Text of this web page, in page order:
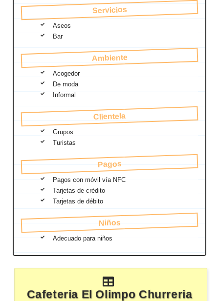
Servicios
Aseos
Bar
Ambiente
Acogedor
De moda
Informal
Clientela
Grupos
Turistas
Pagos
Pagos con móvil vía NFC
Tarjetas de crédito
Tarjetas de débito
Niños
Adecuado para niños
Cafeteria El Olimpo Churreria